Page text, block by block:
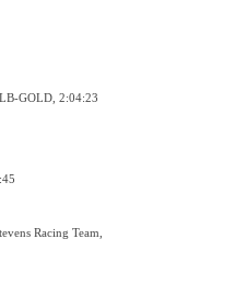
GOLD, 2:04:23
Racing Team,